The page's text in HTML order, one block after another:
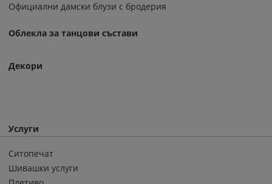
Официални дамски блузи с бродерия
Облекла за танцови състави
Декори
Услуги
Ситопечат
Шивашки услуги